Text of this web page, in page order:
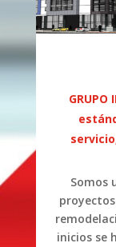
Somos
inicios se